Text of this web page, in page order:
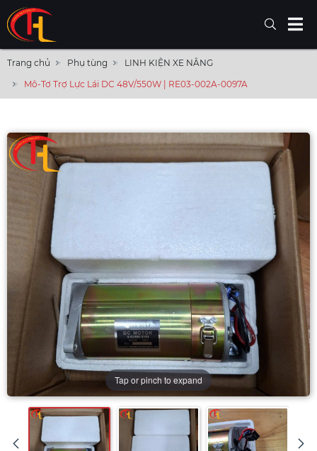
Trang chủ Phụ tùng
LINH KIỆN XE NÂNG
Mô-Tơ Trợ Lực Lái DC 48V/550W | RE03-002A-0097A
Tap or pinch to expand